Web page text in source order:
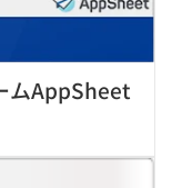
ムAppSheet